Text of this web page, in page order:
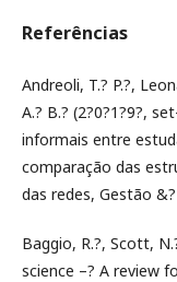
Referências
Andreoli, T.? P.?,
A.? B.? (2?0?1?9?,
informais entre
comparação das
das redes, Gestão
Baggio, R.?, Scott,
science –? A review